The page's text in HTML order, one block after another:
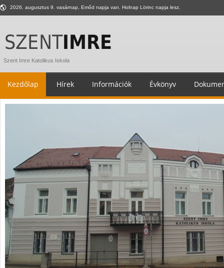
2026. augusztus 9. vasárnap, Emőd napja van. Holnap Lörinc napja lesz.
Szent Imre Katolikus Iskola
Kezdőlap Hírek Információk Évkönyv